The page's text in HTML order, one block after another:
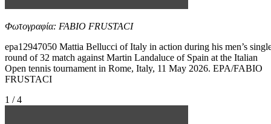
Φωτογραφία: FABIO FRUSTACI
epa12947050 Mattia Bellucci of Italy in action during his men’s
round of 32 match against Martin Landaluce of Spain at the Italian
Open tennis tournament in Rome, Italy, 11 May 2026. EPA/FABIO
FRUSTACI
1 / 4